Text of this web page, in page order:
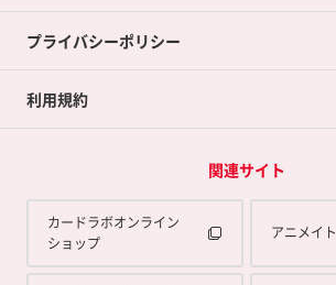
プライバシーポリシー
利用規約
関連サイト
カードラボオンライン
ショップ
アニメイト